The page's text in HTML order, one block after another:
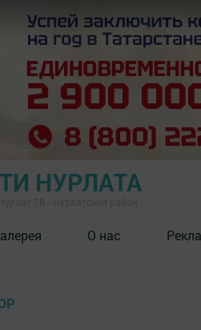
НУРЛАТА
О нас